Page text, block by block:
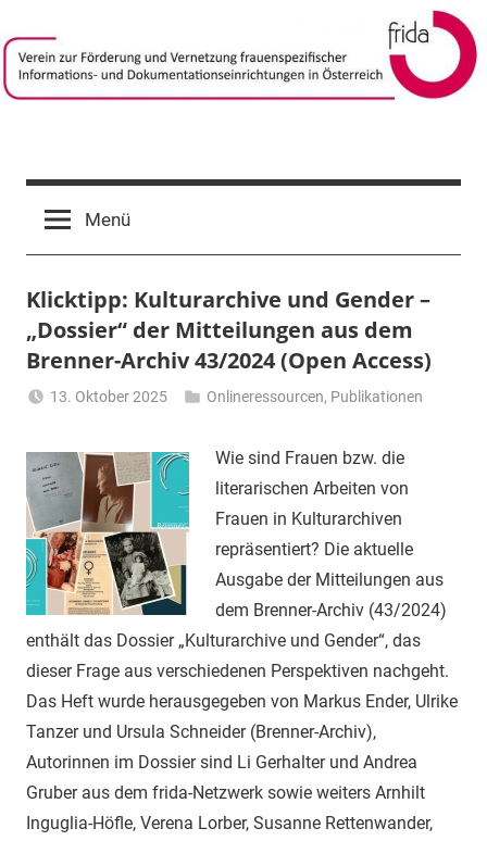
Inhalt
springen
frida-
verein
Förderung
frauenspezifischer
Informations-
in
Menü
Klicktipp: Kulturarchive und Gender –
„Dossier“ der Mitteilungen aus dem
Brenner-Archiv 43/2024 (Open Access)
13. Oktober 2025
Gerhalter
Onlineressourcen, Publikationen
Wie sind Frauen bzw. die
literarischen Arbeiten von
Frauen in Kulturarchiven
repräsentiert? Die aktuelle
Ausgabe der Mitteilungen aus
dem Brenner-Archiv (43/2024)
enthält das Dossier „Kulturarchive und Gender“, das
dieser Frage aus verschiedenen Perspektiven nachgeht.
Das Heft wurde herausgegeben von Markus Ender, Ulrike
Tanzer und Ursula Schneider (Brenner-Archiv),
Autorinnen im Dossier sind Li Gerhalter und Andrea
Gruber aus dem frida-Netzwerk sowie weiters Arnhilt
Inguglia-Höfle, Verena Lorber, Susanne Rettenwander,